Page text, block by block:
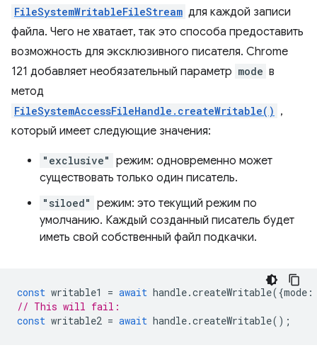
FileSystemWritableFileStream для каждой записи
файла. Чего не хватает, так это способа предоставить
возможность для эксклюзивного писателя. Chrome
121 добавляет необязательный параметр mode в
метод
FileSystemAccessFileHandle.createWritable() ,
который имеет следующие значения:
"exclusive" режим: одновременно может
существовать только один писатель.
"siloed" режим: это текущий режим по
умолчанию. Каждый созданный писатель будет
иметь свой собственный файл подкачки.
const writable1 = await handle.createWritable({mode :
// This will fail:
const writable2 = await handle.createWritable();